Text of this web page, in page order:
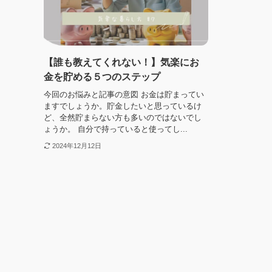
【誰も教えてくれない！】気楽にお
金を貯める５つのステップ
今回のお悩みと記事の意図 お金は貯まってい
ますでしょうか。貯金したいと思っているけ
ど、全然貯まらない方も多いのではないでし
ょうか。 自分で持っていると使ってし...
2024年12月12日